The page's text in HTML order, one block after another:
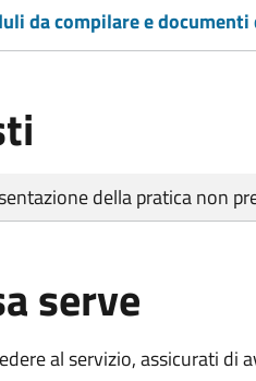
da compilare e documenti
pagamentodella pratica non
serve
al servizio, assicurati di